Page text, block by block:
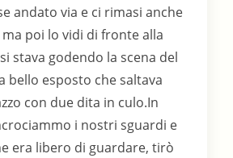
andato via e ci rimasi anche
poi lo vidi di fronte alla
stava godendo la scena del
bello esposto che saltava
con due dita in culo.In
i nostri sguardi e
era libero di guardare, tirò